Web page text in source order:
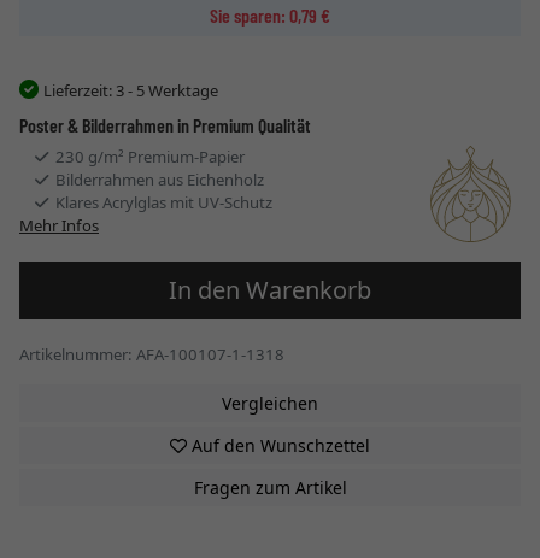
Sie sparen: 0,79 €
Lieferzeit: 3 - 5 Werktage
Poster & Bilderrahmen in Premium Qualität
230 g/m² Premium-Papier
Bilderrahmen aus Eichenholz
Klares Acrylglas mit UV-Schutz
Mehr Infos
In den Warenkorb
Artikelnummer: AFA-100107-1-1318
Vergleichen
Auf den Wunschzettel
Fragen zum Artikel